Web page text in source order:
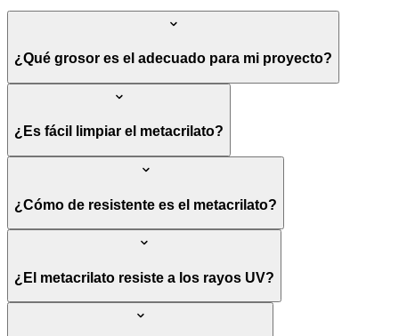
¿Qué grosor es el adecuado para mi proyecto?
¿Es fácil limpiar el metacrilato?
¿Cómo de resistente es el metacrilato?
¿El metacrilato resiste a los rayos UV?